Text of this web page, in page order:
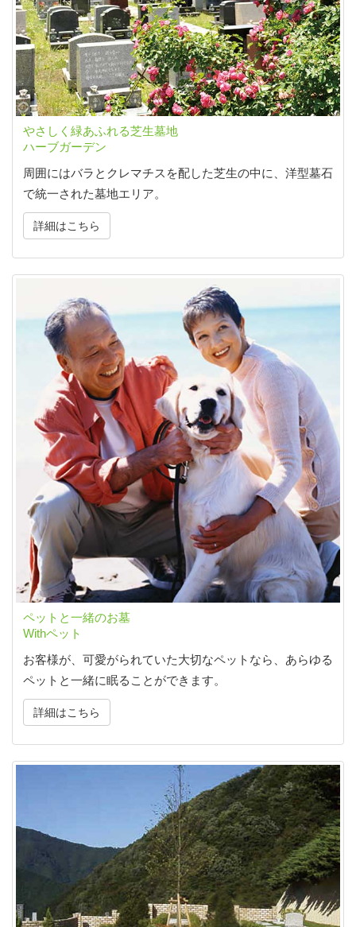
やさしく緑あふれる芝生墓地
ハーブガーデン
周囲にはバラとクレマチスを配した芝生の中に、洋型墓石
で統一された墓地エリア。
詳細はこちら
ペットと一緒のお墓
Withペット
お客様が、可愛がられていた大切なペットなら、あらゆる
ペットと一緒に眠ることができます。
詳細はこちら